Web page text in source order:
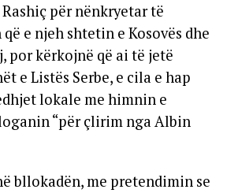
për nënkryetar të
e njeh shtetin e Kosovës dhe
por kërkojnë që ai të jetë
e Listës Serbe, e cila e hap
lokale me himnin e
“për çlirim nga Albin
bllokadën, me pretendimin se